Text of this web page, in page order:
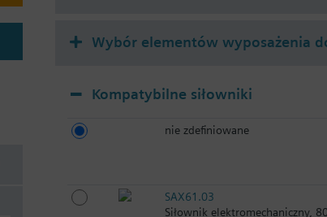
Wybór elementów wyposażenia
Kompatybilne siłowniki
nie zdefiniowane
SAX61.03
Siłownik elektromechaniczny,